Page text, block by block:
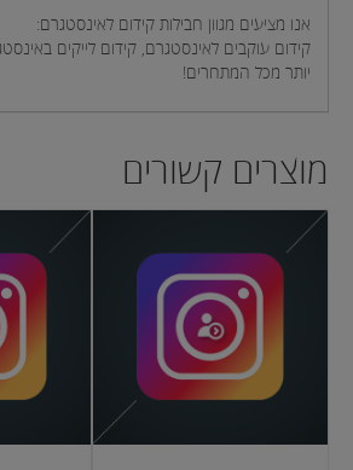
אנו מציעים מגוון חבילות קידום לאינסטגרם:
קידום עוקבים לאינסטגרם, קידום לייקים
יותר מכל המתחרים!
מוצרים קשורים